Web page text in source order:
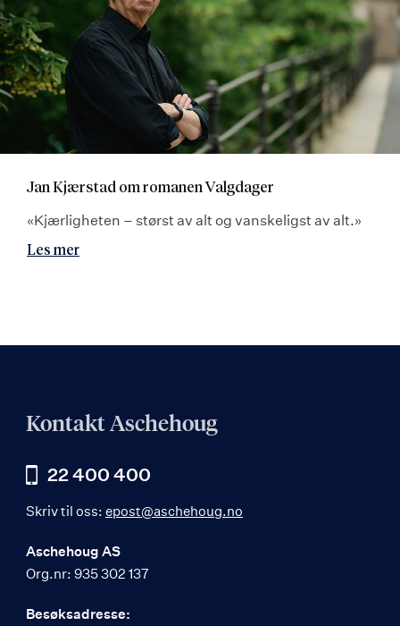
Jan Kjærstad om romanen Valgdager
«Kjærligheten – størst av alt og vanskeligst av alt.»
Les mer
Kontakt Aschehoug
22 400 400
Skriv til oss: epost@aschehoug.no
Aschehoug AS
Org.nr: 935 302 137
Besøksadresse: